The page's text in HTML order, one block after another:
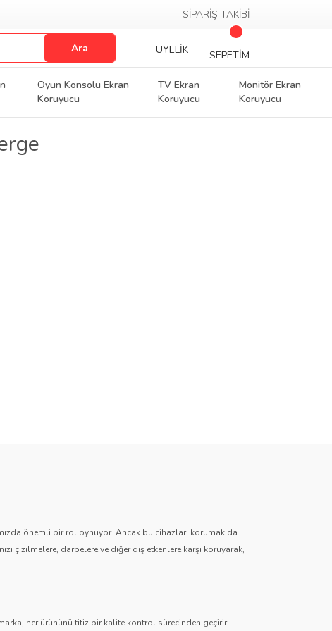
SİPARİŞ TAKİBİ
Ara ÜYELİK SEPETİM
Oyun Konsolu Ekran
Koruyucu
TV Ekran
Koruyucu
Monitör Ekran
Koruyucu
önemli bir rol oynuyor. Ancak bu cihazları korumak da
çizilmelere, darbelere ve diğer dış etkenlere karşı koruyarak,
her ürününü titiz bir kalite kontrol sürecinden geçirir.